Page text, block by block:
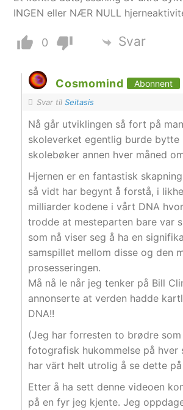
INGEN eller NÆR NULL
0 Svar
Cosmomind Abonnent
Svar tilSeitasis
Nå går utviklingen så fort på
skoleverket egentlig burde bytte
skolebøker annen hver måned
Hjernen er en fantastisk
så vidt har begynt å forstå, i
milliarder kodene i vårt DNA
trodde at mesteparten bare var
som nå viser seg å ha en
samspillet mellom disse og den
prosesseringen.
Må nå le når jeg tenker på Bill
annonserte at verden hadde
DNA!!
(Jeg har forresten to brødre
fotografisk hukommelse på hver
har värt helt utrolig å se dette
Etter å ha sett denne videoen
på en fyr jeg kjente. Jeg